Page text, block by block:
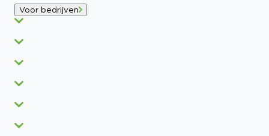
Voor bedrijven